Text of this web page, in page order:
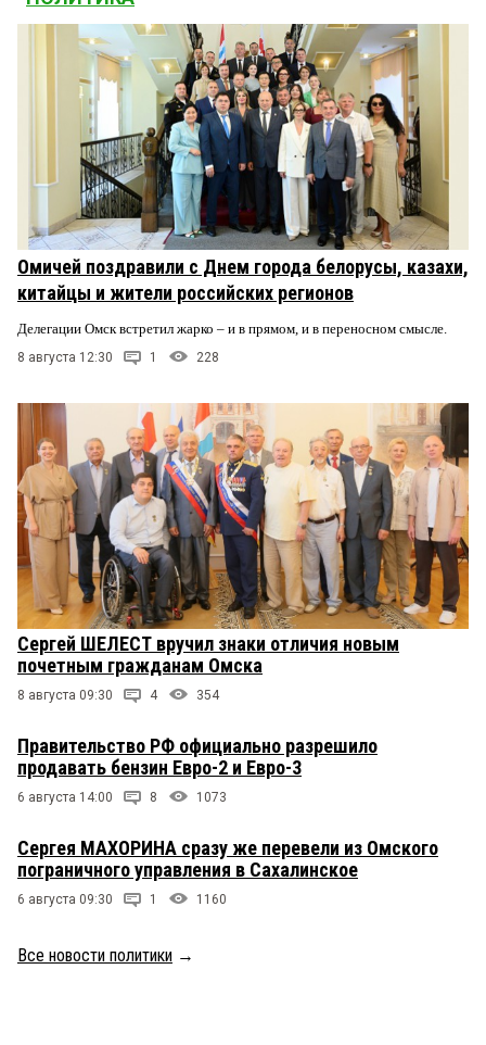
Омичей поздравили с Днем города белорусы, казахи,
китайцы и жители российских регионов
Делегации Омск встретил жарко – и в прямом, и в переносном смысле.
8 августа 12:30 1 228
Сергей ШЕЛЕСТ вручил знаки отличия новым
почетным гражданам Омска
8 августа 09:30 4 354
Правительство РФ официально разрешило
продавать бензин Евро-2 и Евро-3
6 августа 14:00 8 1073
Сергея МАХОРИНА сразу же перевели из Омского
пограничного управления в Сахалинское
6 августа 09:30 1 1160
Все новости политики →